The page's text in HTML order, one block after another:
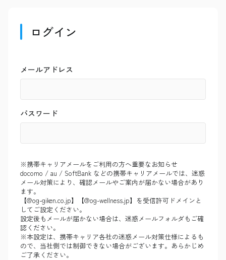
ログイン
メールアドレス
パスワード
※携帯キャリアメールをご利用の方へ重要なお知らせ
docomo / au / SoftBank などの携帯キャリアメールでは、迷惑
メール対策により、確認メールやご案内が届かない場合があり
ます。
【@og-giken.co.jp】【@og-wellness.jp】を受信許可ドメインと
してご設定ください。
設定後もメールが届かない場合は、迷惑メールフォルダもご確
認ください。
※本設定は、携帯キャリア各社の迷惑メール対策仕様によるも
ので、当社側では制御できない場合がございます。あらかじめ
ご了承ください。